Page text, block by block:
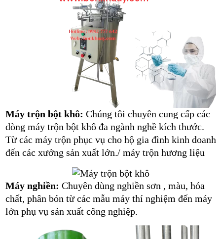
Máy trộn bột khô: Chúng tôi chuyên cung cấp các
dòng máy trộn bột khô đa ngành nghề kích thước.
Từ các máy trộn phục vụ cho hộ gia đình kinh doanh
đến các xưởng sản xuất lớn./ máy trộn hương liệu
Máy nghiền: Chuyên dùng nghiền sơn , màu, hóa
chất, phân bón từ các mẫu máy thí nghiệm đến máy
lớn phụ vụ sản xuất công nghiệp.